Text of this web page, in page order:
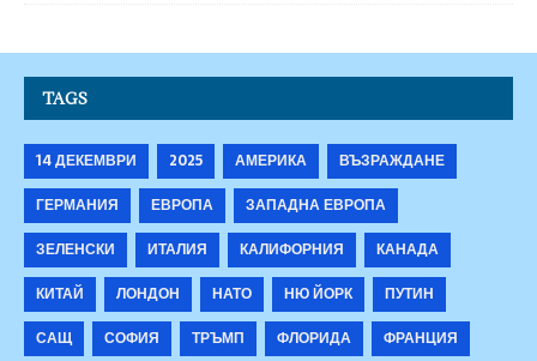
TAGS
14 ДЕКЕМВРИ 2025 АМЕРИКА
ВЪЗРАЖДАНЕ
ГЕРМАНИЯ
ЕВРОПА
ЗАПАДНА ЕВРОПА
ЗЕЛЕНСКИ
ИТАЛИЯ КАЛИФОРНИЯ
КАНАДА
КИТАЙ
ЛОНДОН НАТО НЮ ЙОРК
ПУТИН
САЩ
СОФИЯ ТРЪМП ФЛОРИДА
ФРАНЦИЯ